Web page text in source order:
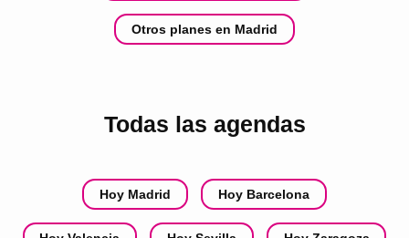
Otros planes en Madrid
Todas las agendas
Hoy Madrid Hoy Barcelona